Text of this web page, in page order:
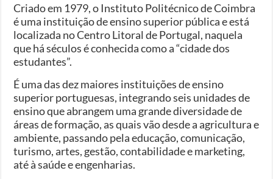
Criado em 1979, o Instituto Politécnico de Coimbra
é uma instituição de ensino superior pública e está
localizada no Centro Litoral de Portugal, naquela
que há séculos é conhecida como a “cidade dos
estudantes”.
É uma das dez maiores instituições de ensino
superior portuguesas, integrando seis unidades de
ensino que abrangem uma grande diversidade de
áreas de formação, as quais vão desde a agricultura e
ambiente, passando pela educação, comunicação,
turismo, artes, gestão, contabilidade e marketing,
até à saúde e engenharias.